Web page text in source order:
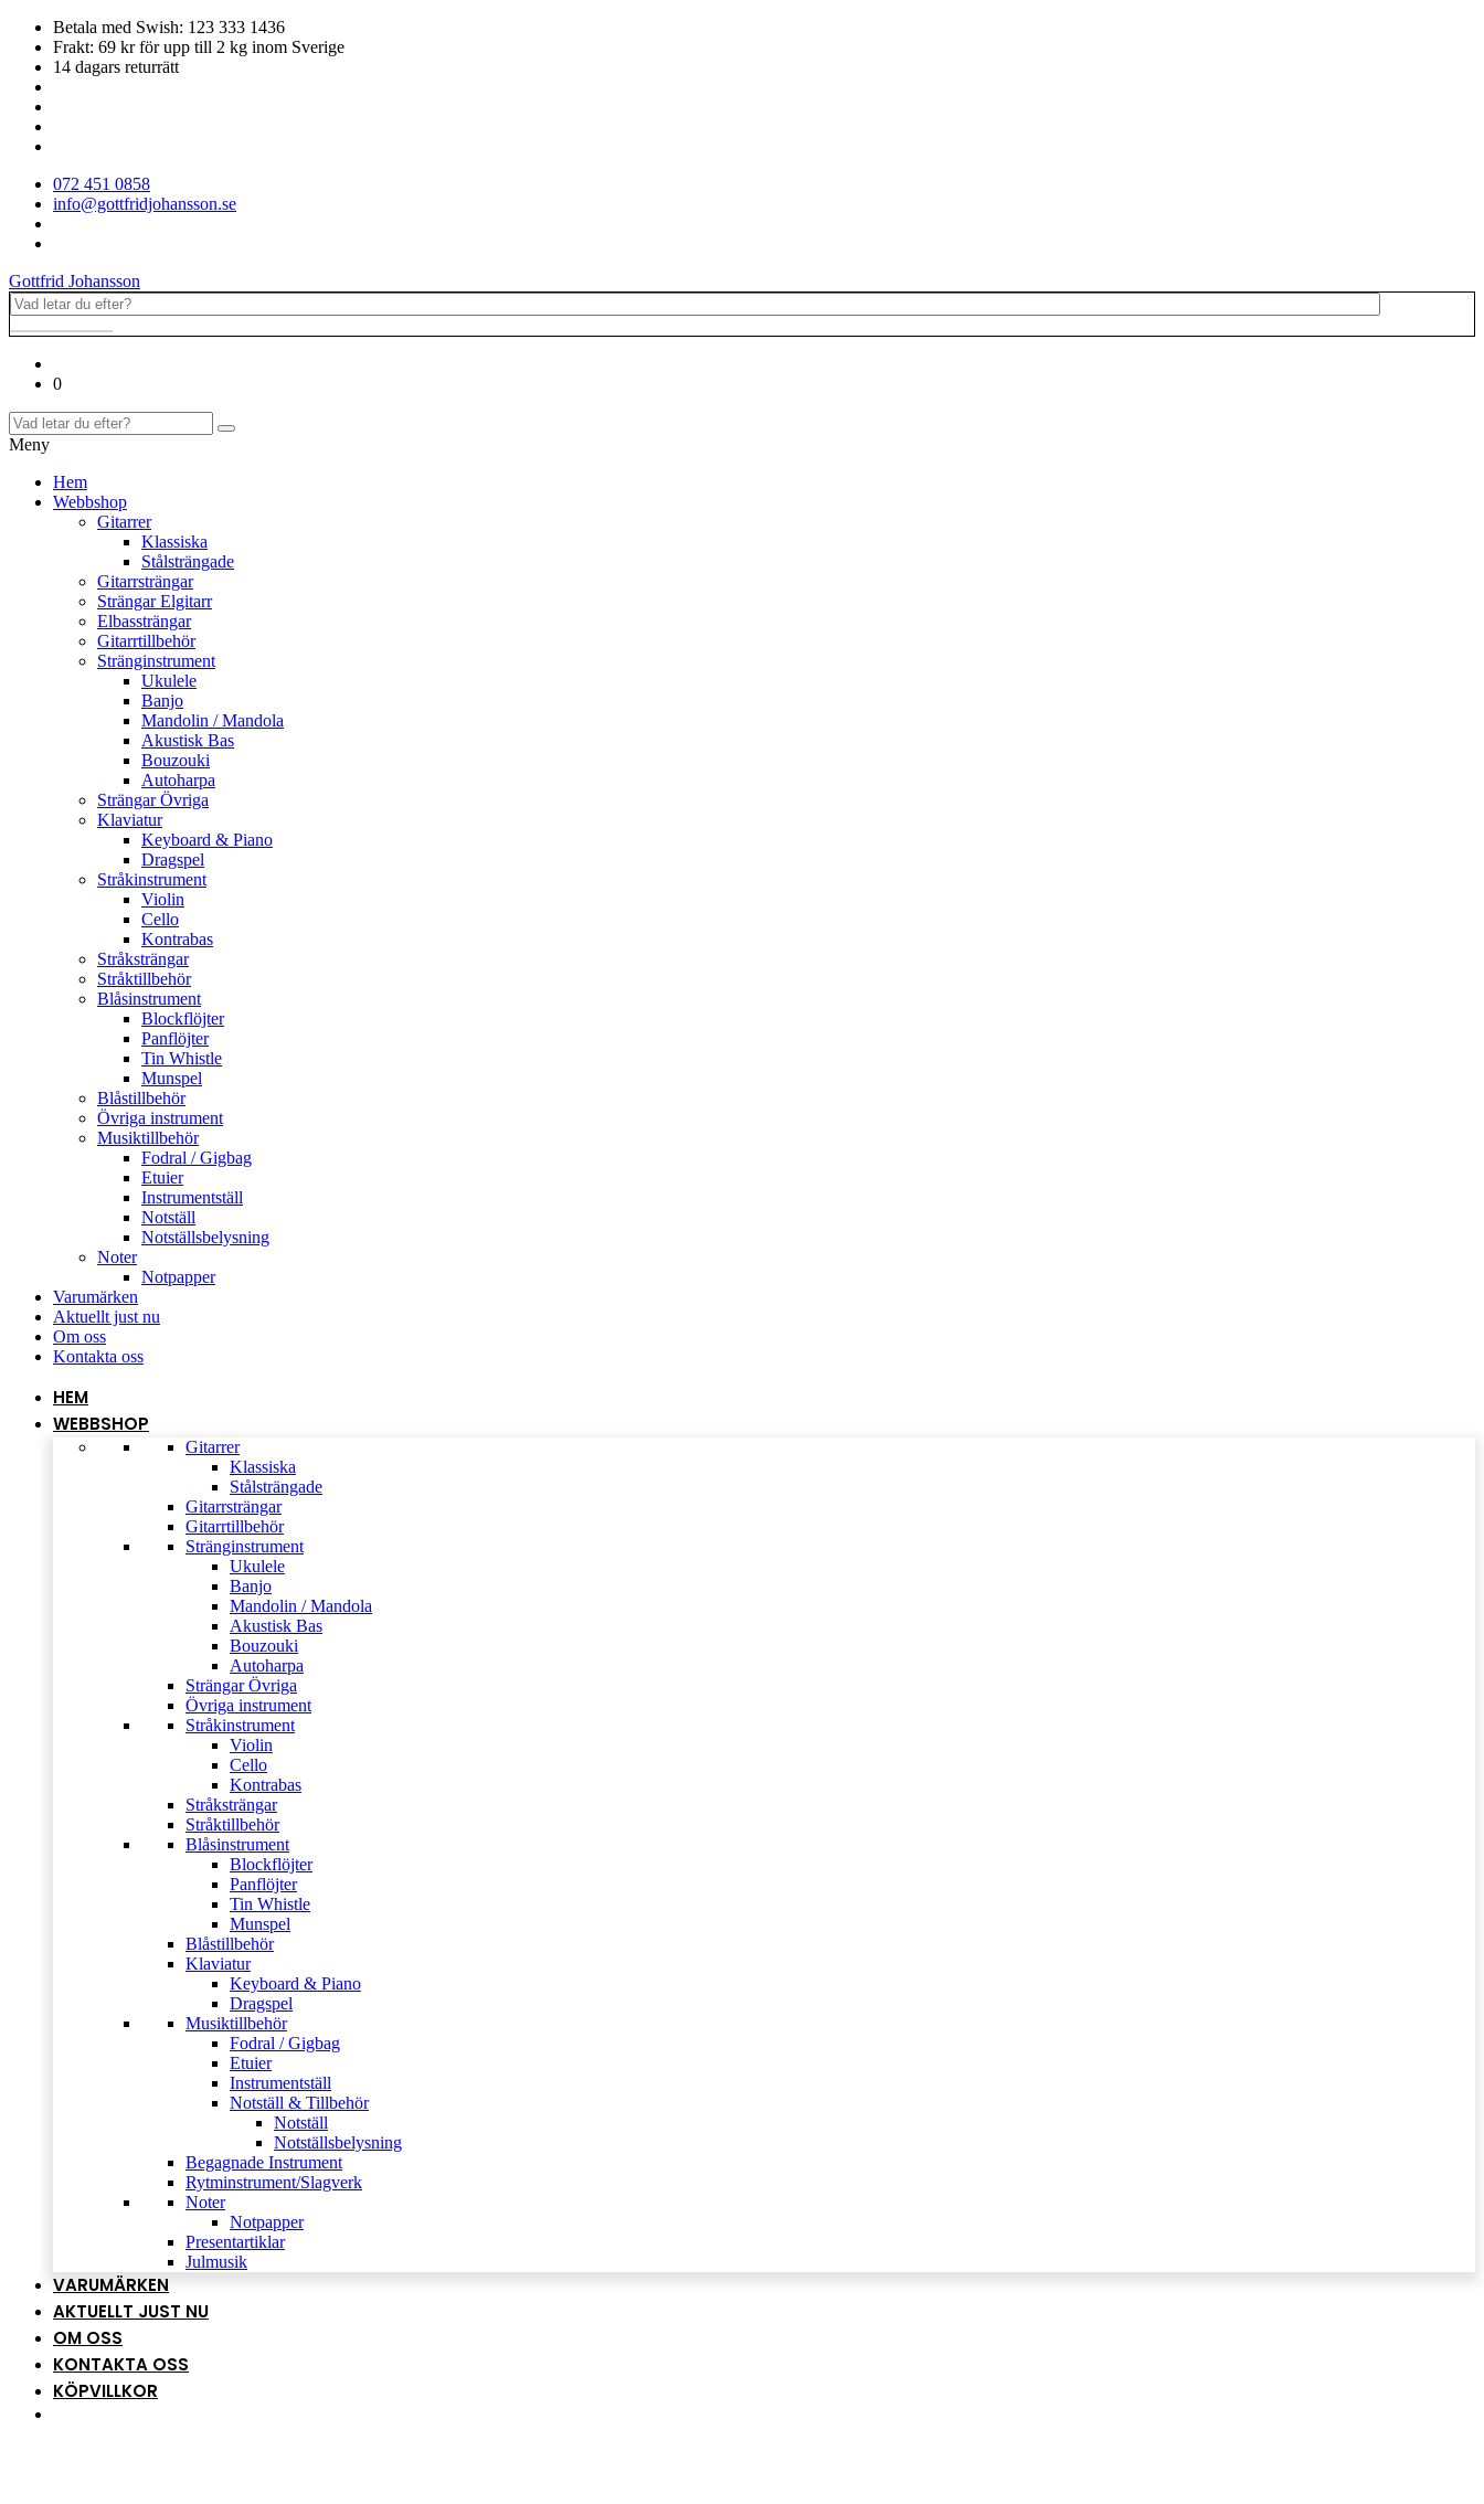
Betala med Swish: 123 333 1436
Frakt: 69 kr för upp till 2 kg inom Sverige
14 dagars returrätt
072 451 0858
info@gottfridjohansson.se
Gottfrid Johansson
0
Meny
Hem
Webbshop
Gitarrer
Klassiska
Stålsträngade
Gitarrsträngar
Strängar Elgitarr
Elbassträngar
Gitarrtillbehör
Stränginstrument
Ukulele
Banjo
Mandolin / Mandola
Akustisk Bas
Bouzouki
Autoharpa
Strängar Övriga
Klaviatur
Keyboard & Piano
Dragspel
Stråkinstrument
Violin
Cello
Kontrabas
Stråksträngar
Stråktillbehör
Blåsinstrument
Blockflöjter
Panflöjter
Tin Whistle
Munspel
Blåstillbehör
Övriga instrument
Musiktillbehör
Fodral / Gigbag
Etuier
Instrumentställ
Notställ
Notställsbelysning
Noter
Notpapper
Varumärken
Aktuellt just nu
Om oss
Kontakta oss
HEM
WEBBSHOP
Gitarrer
Klassiska
Stålsträngade
Gitarrsträngar
Gitarrtillbehör
Stränginstrument
Ukulele
Banjo
Mandolin / Mandola
Akustisk Bas
Bouzouki
Autoharpa
Strängar Övriga
Övriga instrument
Stråkinstrument
Violin
Cello
Kontrabas
Stråksträngar
Stråktillbehör
Blåsinstrument
Blockflöjter
Panflöjter
Tin Whistle
Munspel
Blåstillbehör
Klaviatur
Keyboard & Piano
Dragspel
Musiktillbehör
Fodral / Gigbag
Etuier
Instrumentställ
Notställ & Tillbehör
Notställ
Notställsbelysning
Begagnade Instrument
Rytminstrument/Slagverk
Noter
Notpapper
Presentartiklar
Julmusik
VARUMÄRKEN
AKTUELLT JUST NU
OM OSS
KONTAKTA OSS
KÖPVILLKOR